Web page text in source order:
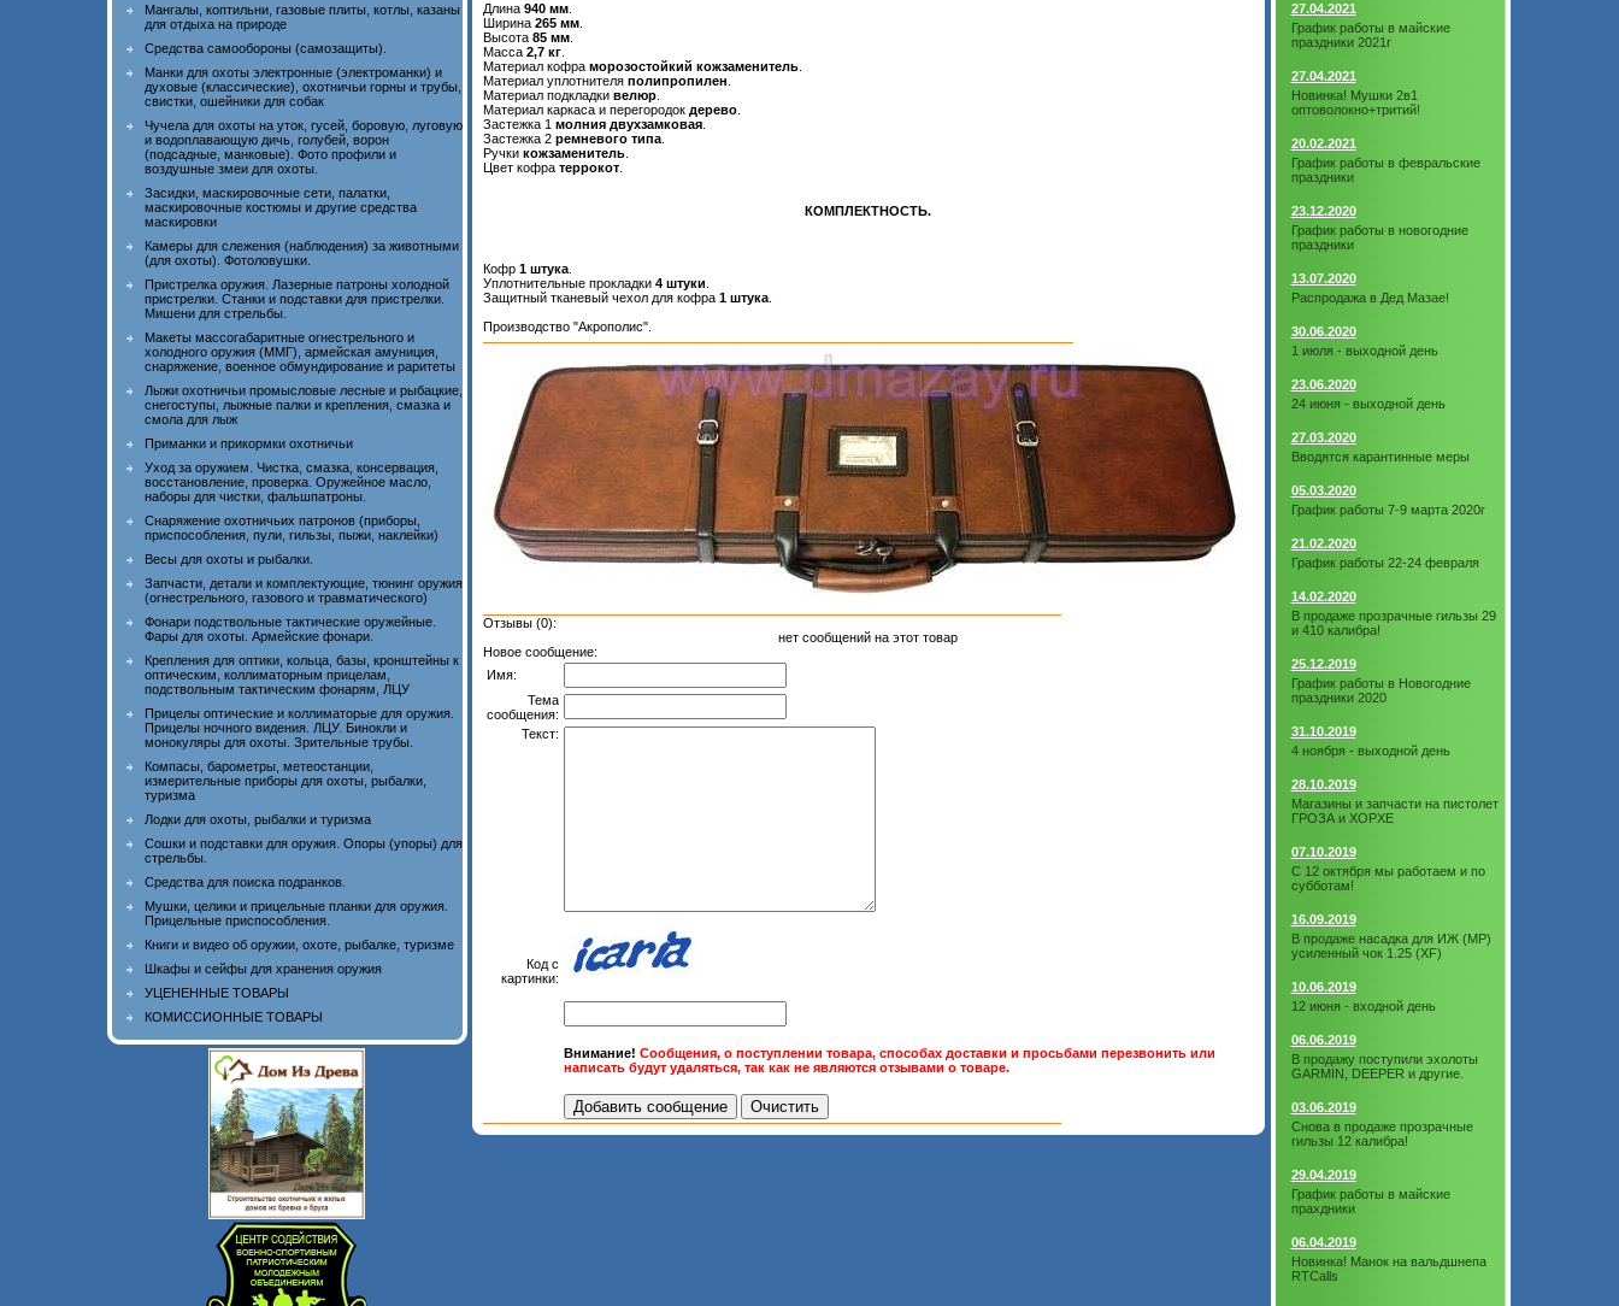
Мангалы, коптильни, газовые плиты, котлы, казаны
для отдыха на природе
Средства самообороны (самозащиты).
Манки для охоты электронные (электроманки) и
духовые (классические), охотничьи горны и трубы,
свистки, ошейники для собак
Чучела для охоты на уток, гусей, боровую, луговую
и водоплавающую дичь, голубей, ворон
(подсадные, манковые). Фото профили и
воздушные змеи для охоты.
Засидки, маскировочные сети, палатки,
маскировочные костюмы и другие средства
маскировки
Камеры для слежения (наблюдения) за животными
(для охоты). Фотоловушки.
Пристрелка оружия. Лазерные патроны холодной
пристрелки. Станки и подставки для пристрелки.
Мишени для стрельбы.
Макеты массогабаритные огнестрельного и
холодного оружия (ММГ), армейская амуниция,
снаряжение, военное обмундирование и раритеты
Лыжи охотничьи промысловые лесные и рыбацкие,
снегоступы, лыжные палки и крепления, смазка и
смола для лыж
Приманки и прикормки охотничьи
Уход за оружием. Чистка, смазка, консервация,
восстановление, проверка. Оружейное масло,
наборы для чистки, фальшпатроны.
Снаряжение охотничьих патронов (приборы,
приспособления, пули, гильзы, пыжи, наклейки)
Весы для охоты и рыбалки.
Запчасти, детали и комплектующие, тюнинг оружия
(огнестрельного, газового и травматического)
Фонари подствольные тактические оружейные.
Фары для охоты. Армейские фонари.
Крепления для оптики, кольца, базы, кронштейны к
оптическим, коллиматорным прицелам,
подствольным тактическим фонарям, ЛЦУ
Прицелы оптические и коллиматорые для оружия.
Прицелы ночного видения. ЛЦУ. Бинокли и
монокуляры для охоты. Зрительные трубы.
Компасы, барометры, метеостанции,
измерительные приборы для охоты, рыбалки,
туризма
Лодки для охоты, рыбалки и туризма
Сошки и подставки для оружия. Опоры (упоры) для
стрельбы.
Средства для поиска подранков.
Мушки, целики и прицельные планки для оружия.
Прицельные приспособления.
Книги и видео об оружии, охоте, рыбалке, туризме
Шкафы и сейфы для хранения оружия
УЦЕНЕННЫЕ ТОВАРЫ
КОМИССИОННЫЕ ТОВАРЫ
Длина 940 мм.
Ширина 265 мм.
Высота 85 мм.
Масса 2,7 кг.
Материал кофра морозостойкий кожзаменитель.
Материал уплотнителя полипропилен
Материал подкладки велюр.
Материал каркаса и перегородок дерево.
Застежка 1 молния двухзамковая.
Застежка 2 ремневого типа.
Ручки кожзаменитель.
Цвет кофра террокот.
КОМПЛЕКТНОСТЬ.
Кофр 1 штука.
Уплотнительные прокладки 4 штуки
Защитный тканевый чехол для кофра 1 штука.
Производство "Акрополис".
Отзывы (0):
нет сообщений на этот товар
Новое сообщение:
Имя:
Тема
сообщения:
Текст:
Код с
картинки:
Внимание! Сообщения, о поступлении товара, способах доставки и просьбами перезвонить или
написать будут удаляться, так как не являются отзывами о товаре.
27.04.2021
График работы в майские
праздники 2021г
27.04.2021
Новинка! Мушки 2в1
оптоволокно+тритий!
20.02.2021
График работы в февральские
праздники
23.12.2020
График работы в новогодние
праздники
13.07.2020
Распродажа в Дед Мазае!
30.06.2020
1 июля - выходной день
23.06.2020
24 июня - выходной день
27.03.2020
Вводятся карантинные меры
05.03.2020
График работы 7-9 марта 2020г
21.02.2020
График работы 22-24 февраля
14.02.2020
В продаже прозрачные гильзы 29
и 410 калибра!
25.12.2019
График работы в Новогодние
праздники 2020
31.10.2019
4 ноября - выходной день
28.10.2019
Магазины и запчасти на пистолет
ГРОЗА и ХОРХЕ
07.10.2019
С 12 октября мы работаем и по
субботам!
16.09.2019
В продаже насадка для ИЖ (МР)
усиленный чок 1.25 (XF)
10.06.2019
12 июня - входной день
06.06.2019
В продажу поступили эхолоты
GARMIN, DEEPER и другие.
03.06.2019
Снова в продаже прозрачные
гильзы 12 калибра!
29.04.2019
График работы в майские
прахдники
06.04.2019
Новинка! Манок на вальдшнепа
RTCalls